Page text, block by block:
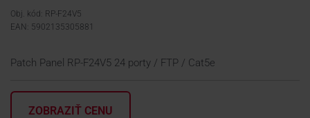
SPOLOČNOSŤ
ŠKOLENIE
PODPORA
Obj. kód: RP-F24V5
EAN: 5902135305881
Patch Panel RP-F24V5 24 porty / FTP / Cat5e
ZOBRAZIŤ CENU